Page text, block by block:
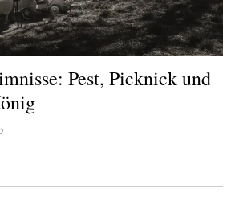
Pest, Picknick und